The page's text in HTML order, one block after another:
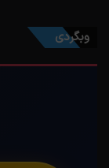
وبگردی